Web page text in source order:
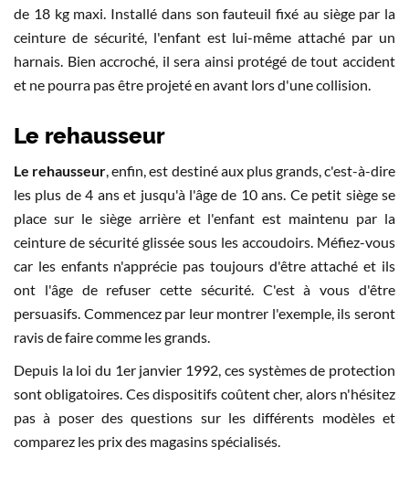
de 18 kg maxi. Installé dans son fauteuil fixé au siège par la
ceinture de sécurité, l'enfant est lui-même attaché par un
harnais. Bien accroché, il sera ainsi protégé de tout accident
et ne pourra pas être projeté en avant lors d'une collision.
Le rehausseur
Le rehausseur, enfin, est destiné aux plus grands, c'est-à-dire
les plus de 4 ans et jusqu'à l'âge de 10 ans. Ce petit siège se
place sur le siège arrière et l'enfant est maintenu par la
ceinture de sécurité glissée sous les accoudoirs. Méfiez-vous
car les enfants n'apprécie pas toujours d'être attaché et ils
ont l'âge de refuser cette sécurité. C'est à vous d'être
persuasifs. Commencez par leur montrer l'exemple, ils seront
ravis de faire comme les grands.
Depuis la loi du 1er janvier 1992, ces systèmes de protection
sont obligatoires. Ces dispositifs coûtent cher, alors n'hésitez
pas à poser des questions sur les différents modèles et
comparez les prix des magasins spécialisés.